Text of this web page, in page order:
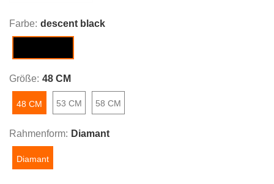
Farbe: descent black
Größe: 48 CM
48 CM 53 CM 58 CM
Rahmenform: Diamant
Diamant